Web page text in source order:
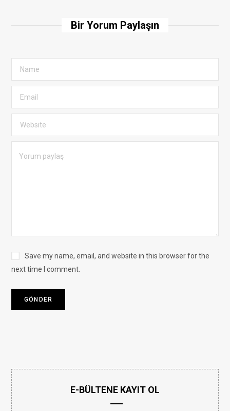
Bir Yorum Paylaşın
Save my name, email, and website in this browser for the
next time I comment.
E-BÜLTENE KAYIT OL